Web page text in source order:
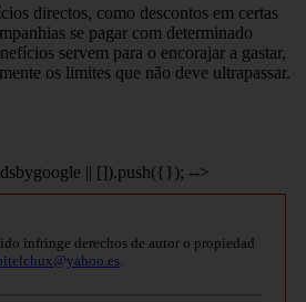
directos, como descontos em certas
se pagar com determinado
servem para o encorajar a gastar,
os limites que não deve ultrapassar.
|| []).push({}); -->
infringe derechos de autor o propiedad